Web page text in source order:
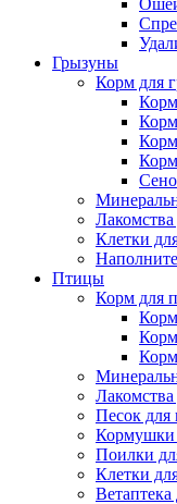
Грызуны
Корм для
Клетки
Птицы
Корм для
Песок для
Кормушки
Поилки
Клетки
Ветаптека